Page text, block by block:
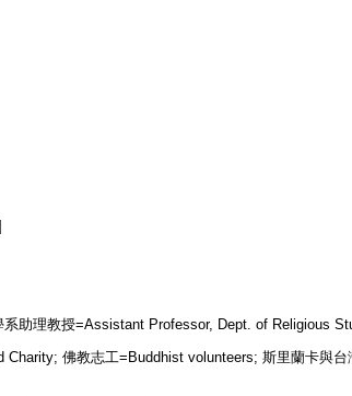
助理教授=Assistant Professor, Dept. of Religious
Charity; 佛教志工=Buddhist volunteers; 斯里蘭卡與